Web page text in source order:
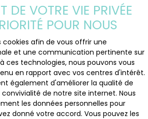
DE VOTRE VIE PRIVÉE
POUR NOUS
cookies afin de vous offrir une
et une communication pertinente sur
ces technologies, nous pouvons vous
en rapport avec vos centres d'intérêt.
également d'améliorer la qualité de
de notre site internet. Nous
les données personnelles pour
donné votre accord. Vous pouvez les